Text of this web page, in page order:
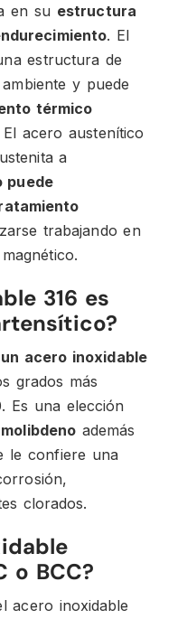
en su estructura
. El
estructura de
y puede
térmico
acero austenítico
a
puede
trabajando en
316 es
acero inoxidable
grados más
Es una elección
molibdeno además
le confiere una
clorados.
o BCC?
acero inoxidable